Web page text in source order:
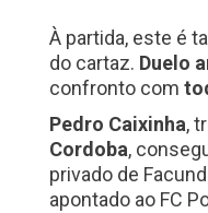
À partida, este é
do cartaz. Duelo
confronto com
Pedro Caixinha,
Cordoba,
privado de
apontado ao FC